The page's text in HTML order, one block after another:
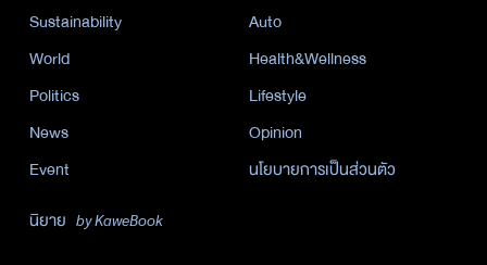
Sustainability
Auto
World
Health&Wellness
Politics
Lifestyle
News
Opinion
Event
นโยบายการเป็นส่วนตัว
นิยาย by KaweBook